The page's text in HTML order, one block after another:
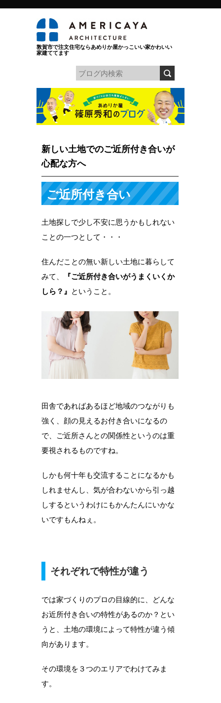
敦賀市で注文住宅ならあめりか屋かっこいい家かわいい
家建ててます
新しい土地でのご近所付き合いが
心配な方へ
ご近所付き合い
土地探しで少し不安に思うかもしれない
ことの一つとして・・・
住んだことの無い新しい土地に暮らして
みて、
『ご近所付き合いがうまくいくか
しら？』 ということ。
田舎であればあるほど地域のつながりも
強く、顔の見えるお付き合いになるの
で、ご近所さんとの関係性というのは重
要視されるものですね。
しかも何十年も交流することになるかも
しれませんし、気が合わないから引っ越
しするというわけにもかんたんにいかな
いですもんねぇ。
それぞれで特性が違う
では家づくりのプロの目線的に、どんな
お近所付き合いの特性があるのか？とい
うと、土地の環境によって特性が違う傾
向があります。
その環境を３つのエリアでわけてみま
す。